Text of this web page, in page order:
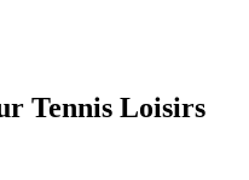
Tennis Loisirs